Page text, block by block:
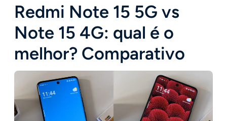
a
Redmi Note 15 5G vs
Note 15 4G: qual é o
melhor? Comparativo